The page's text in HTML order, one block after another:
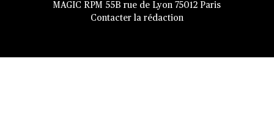
MAGIC RPM 55B rue de Lyon 75012 Paris
Contacter la rédaction